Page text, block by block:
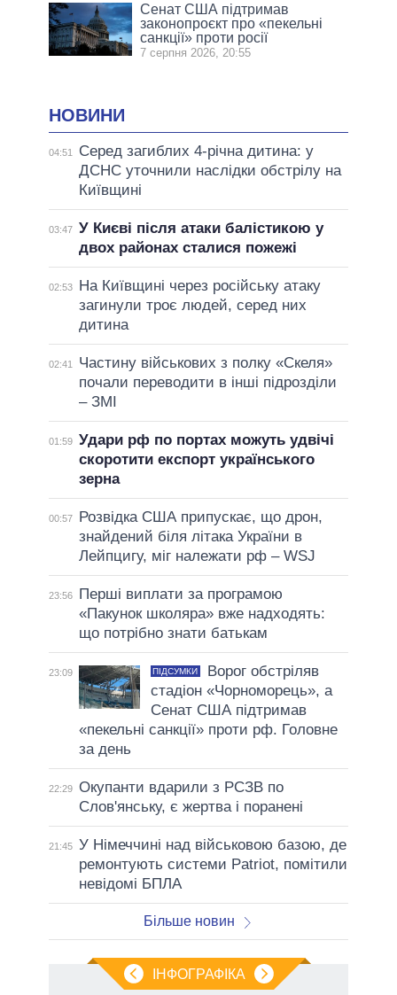
Сенат США підтримав
законопроєкт про «пекельні
санкції» проти росії
7 серпня 2026, 20:55
НОВИНИ
04:51
Серед загиблих 4-річна дитина: у
ДСНС уточнили наслідки обстрілу на
Київщині
03:47 У Києві після атаки балістикою у
двох районах сталися пожежі
02:53
На Київщині через російську атаку
загинули троє людей, серед них
дитина
02:41
Частину військових з полку «Скеля»
почали переводити в інші підрозділи
– ЗМІ
01:59 Удари рф по портах можуть удвічі
скоротити експорт українського
зерна
00:57
Розвідка США припускає, що дрон,
знайдений біля літака України в
Лейпцигу, міг належати рф – WSJ
23:56
Перші виплати за програмою
«Пакунок школяра» вже надходять:
що потрібно знати батькам
23:09 ПІДСУМКИ
Ворог обстріляв
стадіон «Чорноморець», а
Сенат США підтримав
«пекельні санкції» проти рф. Головне
за день
22:29 Окупанти вдарили з РСЗВ по
Слов'янську, є жертва і поранені
21:45 У Німеччині над військовою базою, де
ремонтують системи Patriot, помітили
невідомі БПЛА
Більше новин
ІНФОГРАФІКА